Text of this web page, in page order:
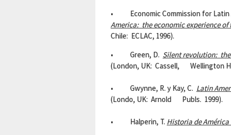
• Economic Commission for Latin
America: the economic experience of
Chile: ECLAC, 1996).
• Green, D. Silent revolution:
(London, UK: Cassell, Wellington
• Gwynne, R. y Kay, C. Latin
(Londo, UK: Arnold Publs. 1999).
• Halperin, T. Historia de